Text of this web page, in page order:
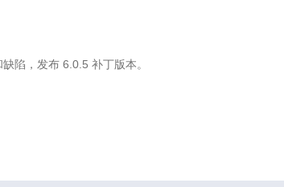
陷，发布 6.0.5 补丁版本。